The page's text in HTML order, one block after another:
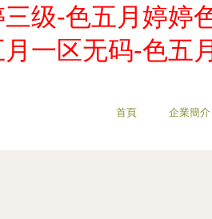
级-色五月婷婷
一区无码-色五
首頁 企業簡介